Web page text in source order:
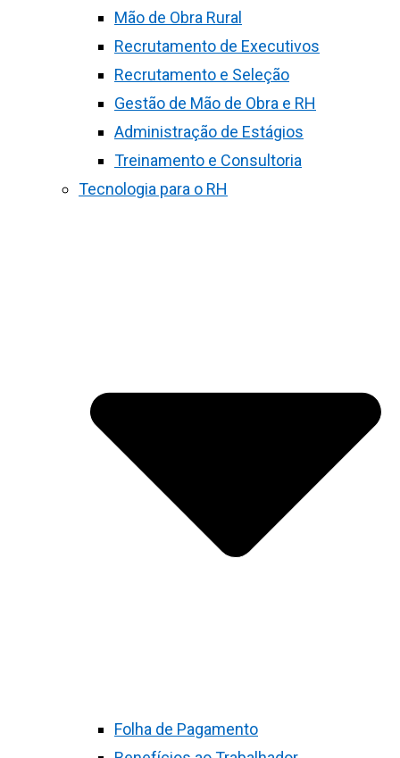
Mão de Obra Rural
Recrutamento de Executivos
Recrutamento e Seleção
Gestão de Mão de Obra e RH
Administração de Estágios
Treinamento e Consultoria
Tecnologia para o RH
Folha de Pagamento